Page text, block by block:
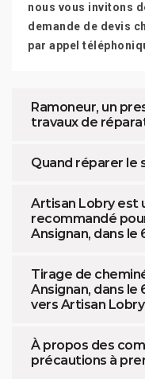
nous vous invitons
demande de devis
par appel
Ramoneur, un
travaux de
Quand réparer le
Artisan Lobry est
recommandé
Ansignan, dans le
Tirage de
Ansignan, dans le
vers Artisan
À propos des
précautions à